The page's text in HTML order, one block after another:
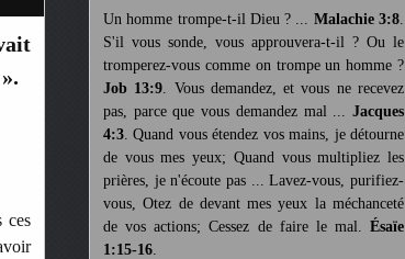
ces
Un homme trompe-t-il Dieu ? ... Malachie 3:8.
S'il vous sonde, vous approuvera-t-il ? Ou le
tromperez-vous comme on trompe un homme ?
Job 13:9. Vous demandez, et vous ne recevez
pas, parce que vous demandez mal ... Jacques
4:3. Quand vous étendez vos mains, je détourne
de vous mes yeux; Quand vous multipliez les
prières, je n'écoute pas ... Lavez-vous, purifiez-
vous, Otez de devant mes yeux la méchanceté
de vos actions; Cessez de faire le mal. Ésaïe
1:15-16.